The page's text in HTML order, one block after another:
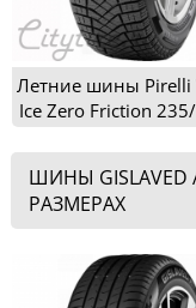
Летние шины Pirelli
Ice Zero Friction
ШИНЫ GISLAVED
РАЗМЕРАХ